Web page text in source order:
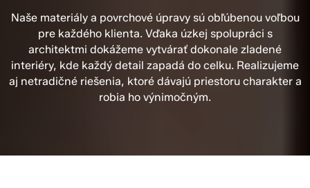
Naše materiály a povrchové úpravy sú obľúbenou voľbou
pre každého klienta. Vďaka úzkej spolupráci s
architektmi dokážeme vytvárať dokonale zladené
interiéry, kde každý detail zapadá do celku. Realizujeme
aj netradičné riešenia, ktoré dávajú priestoru charakter a
robia ho výnimočným.